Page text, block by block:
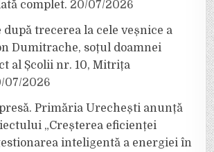
complet. 20/07/2026
după trecerea la cele veșnice a
Dumitrache, soțul doamnei
al Școlii nr. 10, Mitrița
07/2026
Primăria Urechești anunță
„Creșterea eficienței
inteligentă a energiei în